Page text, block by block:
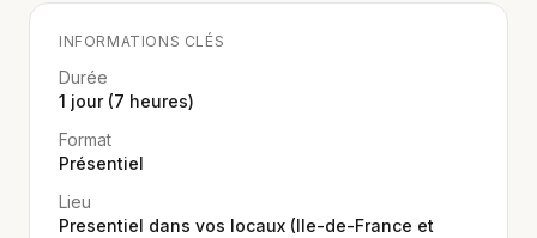
INFORMATIONS CLÉS
Durée
1 jour (7 heures)
Format
Présentiel
Lieu
Presentiel dans vos locaux (Ile-de-France et